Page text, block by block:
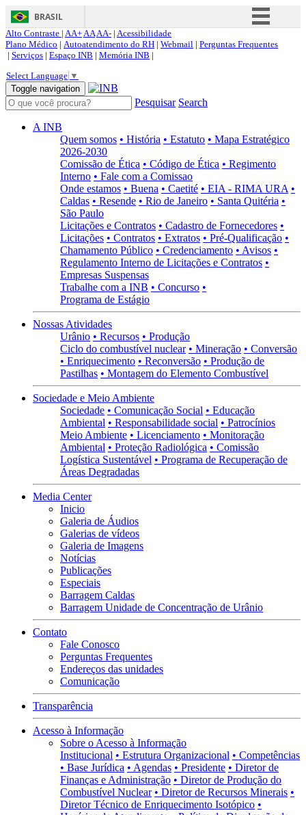
BRASIL
Simplifique!
Acesso à informação
Canais
Alto Contraste | AA+AAAA- | Acessibilidade
Plano Médico | Autoatendimento do RH | Webmail | Perguntas Frequentes
| Serviços | Espaço INB | Memória INB |
Select Language ▼
Toggle navigation
Pesquisar Search
A INB
Quem somos • História • Estatuto • Mapa Estratégico
2026-2030
Comissão de Ética • Código de Ética • Regimento
Interno • Fale com a Comissao
Onde estamos • Buena • Caetité • EIA - RIMA URA •
Caldas • Resende • Rio de Janeiro • Santa Quitéria •
São Paulo
Licitações e Contratos • Cadastro de Fornecedores •
Licitações • Contratos • Extratos • Pré-Qualificação •
Chamamento Público • Credenciamento • Avisos •
Regulamento Interno de Licitações e Contratos •
Empresas Suspensas
Trabalhe com a INB • Concurso •
Programa de Estágio
Nossas Atividades
Urânio • Recursos • Produção
Ciclo do combustível nuclear • Mineração • Conversão
• Enriquecimento • Reconversão • Produção de
Pastilhas • Montagem do Elemento Combustível
Sociedade e Meio Ambiente
Sociedade • Comunicação Social • Educação
Ambiental • Responsabilidade social • Patrocínios
Meio Ambiente • Licenciamento • Monitoração
Ambiental • Proteção Radiológica • Comissão
Logística Sustentável • Programa de Recuperação de
Áreas Degradadas
Media Center
Inicio
Galeria de Áudios
Galerias de vídeos
Galeria de Imagens
Notícias
Publicações
Especiais
Barragem Caldas
Barragem Unidade de Concentração de Urânio
Contato
Fale Conosco
Perguntas Frequentes
Endereços das unidades
Comunicação
Transparência
Acesso à Informação
Sobre o Acesso à Informação
Institucional • Estrutura Organizacional • Competências
• Base Jurídica • Agendas • Presidente • Diretor de
Finanças e Administração • Diretor de Produção do
Combustível Nuclear • Diretor de Recursos Minerais •
Diretor Técnico de Enriquecimento Isotópico •